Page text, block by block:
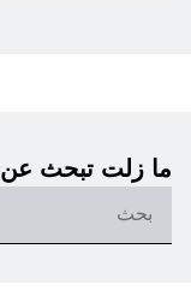
ما زلت تبحث